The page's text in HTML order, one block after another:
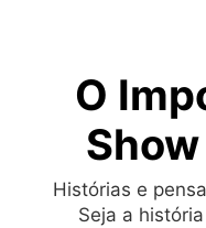
O
Histórias e
Seja a